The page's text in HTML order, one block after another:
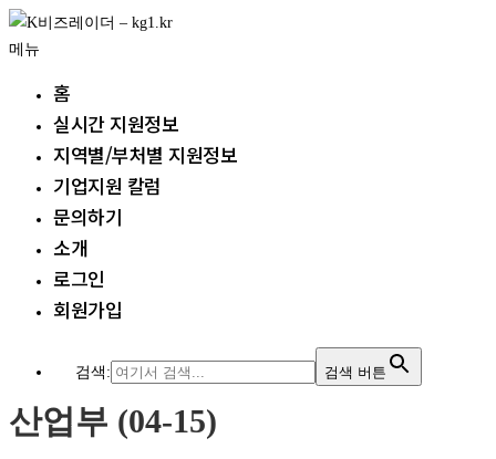
내
용
메뉴
홈
실시간 지원정보
지역별/부처별 지원정보
기업지원 칼럼
문의하기
소개
로그인
회원가입
검색: 검색 버튼
산업부 (04-15)